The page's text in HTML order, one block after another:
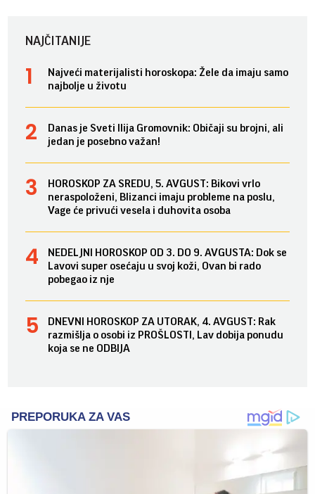
NAJČITANIJE
Najveći materijalisti horoskopa: Žele da imaju samo
najbolje u životu
Danas je Sveti Ilija Gromovnik: Običaji su brojni, ali
jedan je posebno važan!
HOROSKOP ZA SREDU, 5. AVGUST: Bikovi vrlo
neraspoloženi, Blizanci imaju probleme na poslu,
Vage će privući vesela i duhovita osoba
NEDELJNI HOROSKOP OD 3. DO 9. AVGUSTA: Dok se
Lavovi super osećaju u svoj koži, Ovan bi rado
pobegao iz nje
DNEVNI HOROSKOP ZA UTORAK, 4. AVGUST: Rak
razmišlja o osobi iz PROŠLOSTI, Lav dobija ponudu
koja se ne ODBIJA